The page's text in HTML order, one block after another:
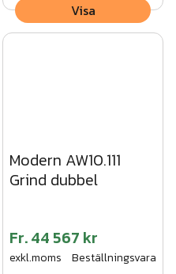
Visa
Modern AW10.111
Grind dubbel
Fr.44 567 kr
exkl.moms Beställningsvara